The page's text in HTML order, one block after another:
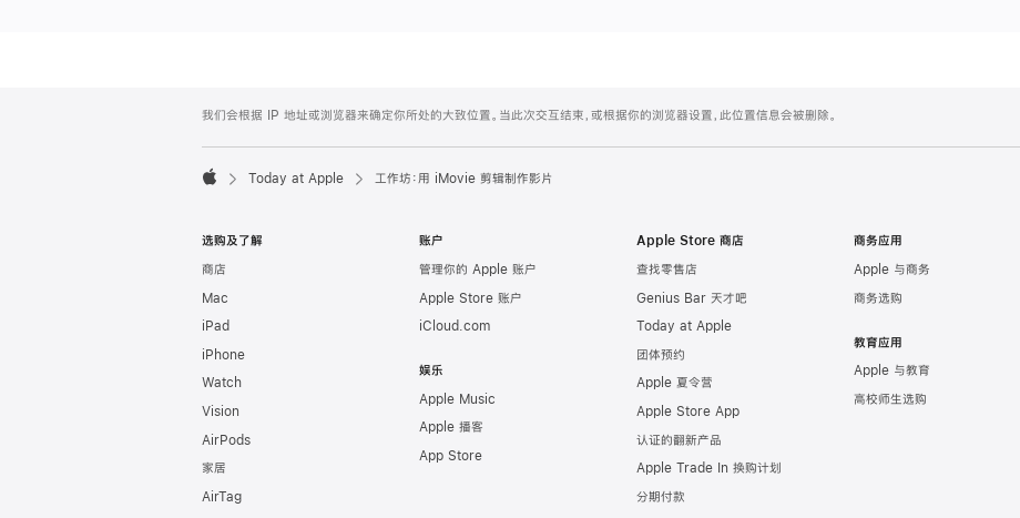
Footer
我们会根据 IP 地址或浏览器来确定你所处的大致位置。当此次交互结束，或根据你的浏览器设置，此位置信息会被删除。
Today at Apple 工⁠作⁠坊⁠：用 iMovie 剪⁠辑制⁠作影⁠片
选购及了解
商店
Mac
iPad
iPhone
Watch
Vision
AirPods
家居
AirTag
账户
管理你的 Apple 账户
Apple Store 账户
iCloud.com
娱乐
Apple Music
Apple 播客
App Store
Apple Store 商店
查找零售店
Genius Bar 天才吧
Today at Apple
团体预约
Apple 夏令营
Apple Store App
认证的翻新产品
Apple Trade In 换购计划
分期付款
商务应用
Apple 与商务
商务选购
教育应用
Apple 与教育
高校师生选购